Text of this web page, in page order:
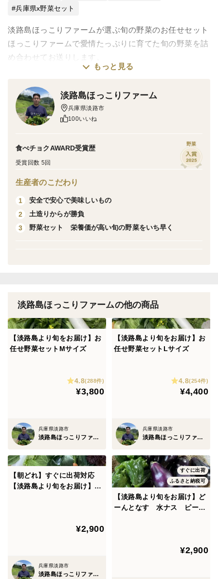
兵庫県x野菜セット
淡路島ほっこりファームが選ぶ旬の野菜のお任せセット
ほっこりファームで愛情たっぷりに育てた旬の野菜を詰
め合わせてお送りします。
葉っぱのあるものはできるだけ葉っぱもお届けしていま
す。
入ください。できる範囲ですがご希望に添えるようにい
たします。
もっと見る
淡路島ほっこりファーム
兵庫県淡路市
100いいね
食べチョクAWARD受賞歴
受賞回数 5回
野菜
生産者のこだわり
1
安全で安心で美味しいもの
2
土造りからが勝負
3
野菜セット 栄養価が高い旬の野菜をいち早く
淡路島ほっこりファームの他の商品
【淡路島より旬をお届け】お
任せ野菜セットMサイズ
4.8(288件)
¥3,800
兵庫県淡路市
淡路島ほっこりファーム
【淡路島より旬をお届け】お
任せ野菜セットLサイズ
4.8(254件)
¥4,400
兵庫県淡路市
淡路島ほっこりファーム
【朝どれ】すぐに出荷対応
【淡路島より旬をお届け】お
¥2,900
兵庫県淡路市
淡路島ほっこりファーム
すぐに出荷
ふるさと納税可
【淡路島より旬をお届け】ど
ーんとなす 水ナス ピーマ
¥2,900